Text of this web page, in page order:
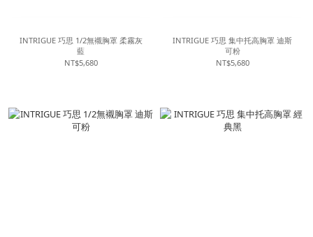
INTRIGUE 巧思 1/2無襯胸罩 柔霧灰
藍
NT$5,680
INTRIGUE 巧思 集中托高胸罩 迪斯
可粉
NT$5,680